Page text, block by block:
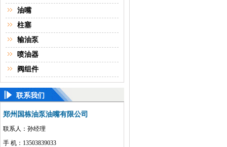
油嘴
柱塞
输油泵
喷油器
阀组件
联系我们
郑州国栋油泵油嘴有限公司
联系人：孙经理
手 机：13503839033